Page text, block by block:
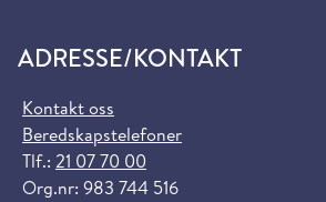
ADRESSE/KONTAKT
Kontakt oss
Beredskapstelefoner
Tlf.: 21 07 70 00
Org.nr: 983 744 516